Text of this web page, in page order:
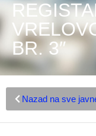
BR. 3″
Nazad na sve